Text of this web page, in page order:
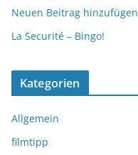
Neuen Beitrag hinzufügen
La Securité – Bingo!
Kategorien
Allgemein
filmtipp